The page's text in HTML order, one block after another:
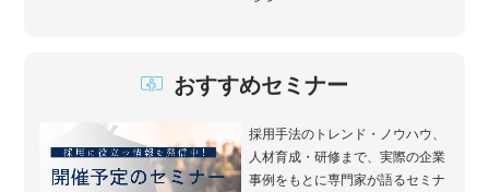
おすすめセミナー
採用手法のトレンド・ノウハウ、
人材育成・研修まで、実際の企業
事例をもとに専門家が語るセミナ